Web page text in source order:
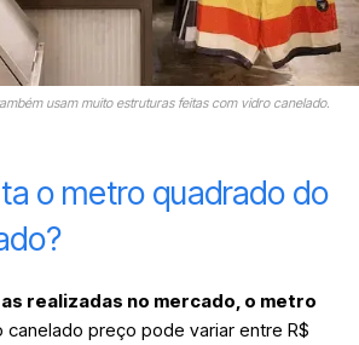
usam muito estruturas feitas com vidro canelado.
o metro quadrado do
realizadas no mercado, o metro
canelado preço pode variar entre R$